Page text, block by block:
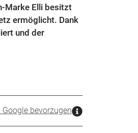
Marke Elli besitzt
ermöglicht. Dank
und der
Google bevorzugen